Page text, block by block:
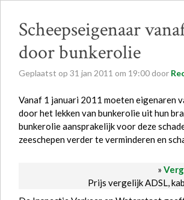
Scheepseigenaar
door bunkerolie
Geplaatst op 31 jan 2011 om 19:00 door
Vanaf 1 januari 2011 moeten eigenaren
door het lekken van bunkerolie uit hun
bunkerolie aansprakelijk voor deze
zeeschepen verder te verminderen en
»
Prijs vergelijk ADSL,